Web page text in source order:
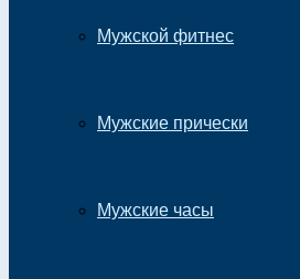
Мужской фитнес
Мужские прически
Мужские часы